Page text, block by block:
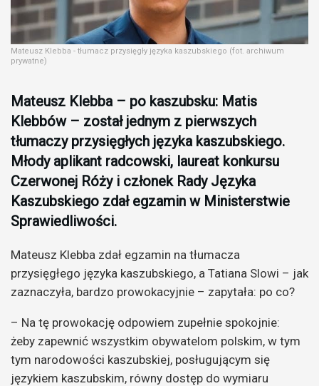
Mateusz Klebba - tłumacz przysięgły języka kaszubskiego (fot. archiwum
prywatne)
Mateusz Klebba – po kaszubsku: Matis
Klebbów – został jednym z pierwszych
tłumaczy przysięgłych języka kaszubskiego.
Młody aplikant radcowski, laureat konkursu
Czerwonej Róży i członek Rady Języka
Kaszubskiego zdał egzamin w Ministerstwie
Sprawiedliwości.
Mateusz Klebba zdał egzamin na tłumacza
przysięgłego języka kaszubskiego, a Tatiana Slowi – jak
zaznaczyła, bardzo prowokacyjnie – zapytała: po co?
– Na tę prowokację odpowiem zupełnie spokojnie:
żeby zapewnić wszystkim obywatelom polskim, w tym
tym narodowości kaszubskiej, posługującym się
językiem kaszubskim, równy dostęp do wymiaru